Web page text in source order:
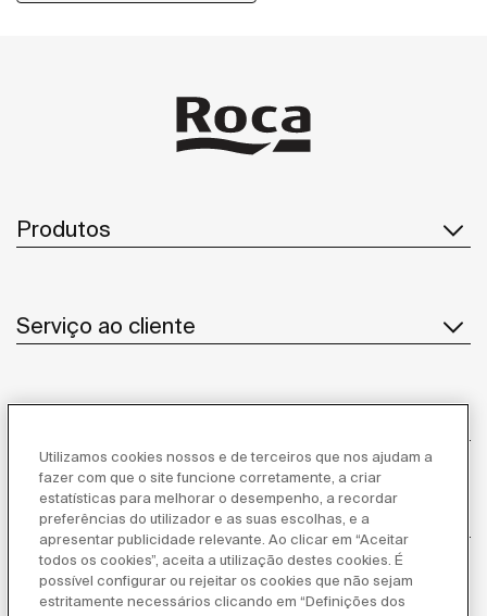
Produtos
Serviço ao cliente
Inspiração
Siga-nos
Utilizamos cookies nossos e de terceiros que nos ajudam a
fazer com que o site funcione corretamente, a criar
estatísticas para melhorar o desempenho, a recordar
preferências do utilizador e as suas escolhas, e a
apresentar publicidade relevante. Ao clicar em “Aceitar
todos os cookies”, aceita a utilização destes cookies. É
possível configurar ou rejeitar os cookies que não sejam
estritamente necessários clicando em “Definições dos